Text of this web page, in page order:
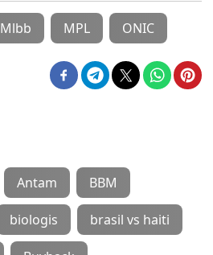
Mlbb MPL ONIC
Antam BBM
biologis brasil vs haiti